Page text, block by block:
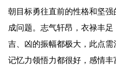
朝目标勇往直前的性格和坚
成问题。志气轩昂，衣禄丰
吉、凶的振幅都极大，此点需
记忆力领悟力都很好，感情